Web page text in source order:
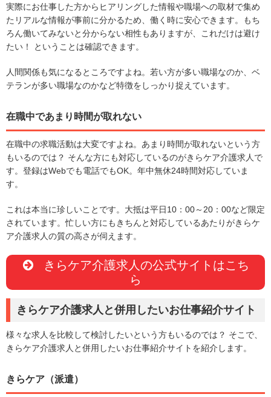
実際にお仕事した方からヒアリングした情報や職場への取材で集め
たリアルな情報が事前に分かるため、働く時に安心できます。もち
ろん働いてみないと分からない相性もありますが、これだけは避け
たい！ ということは確認できます。
人間関係も気になるところですよね。若い方が多い職場なのか、ベ
テランが多い職場なのかなど特徴をしっかり捉えています。
在職中であまり時間が取れない
在職中の求職活動は大変ですよね。あまり時間が取れないという方
もいるのでは？ そんな方にも対応しているのがきらケア介護求人で
す。登録はWebでも電話でもOK。年中無休24時間対応していま
す。
これは本当に珍しいことです。大抵は平日10：00～20：00など限定
されています。忙しい方にもきちんと対応しているあたりがきらケ
ア介護求人の質の高さが伺えます。
きらケア介護求人の公式サイトはこち
ら
きらケア介護求人と併用したいお仕事紹介サイト
様々な求人を比較して検討したいという方もいるのでは？ そこで、
きらケア介護求人と併用したいお仕事紹介サイトを紹介します。
きらケア（派遣）